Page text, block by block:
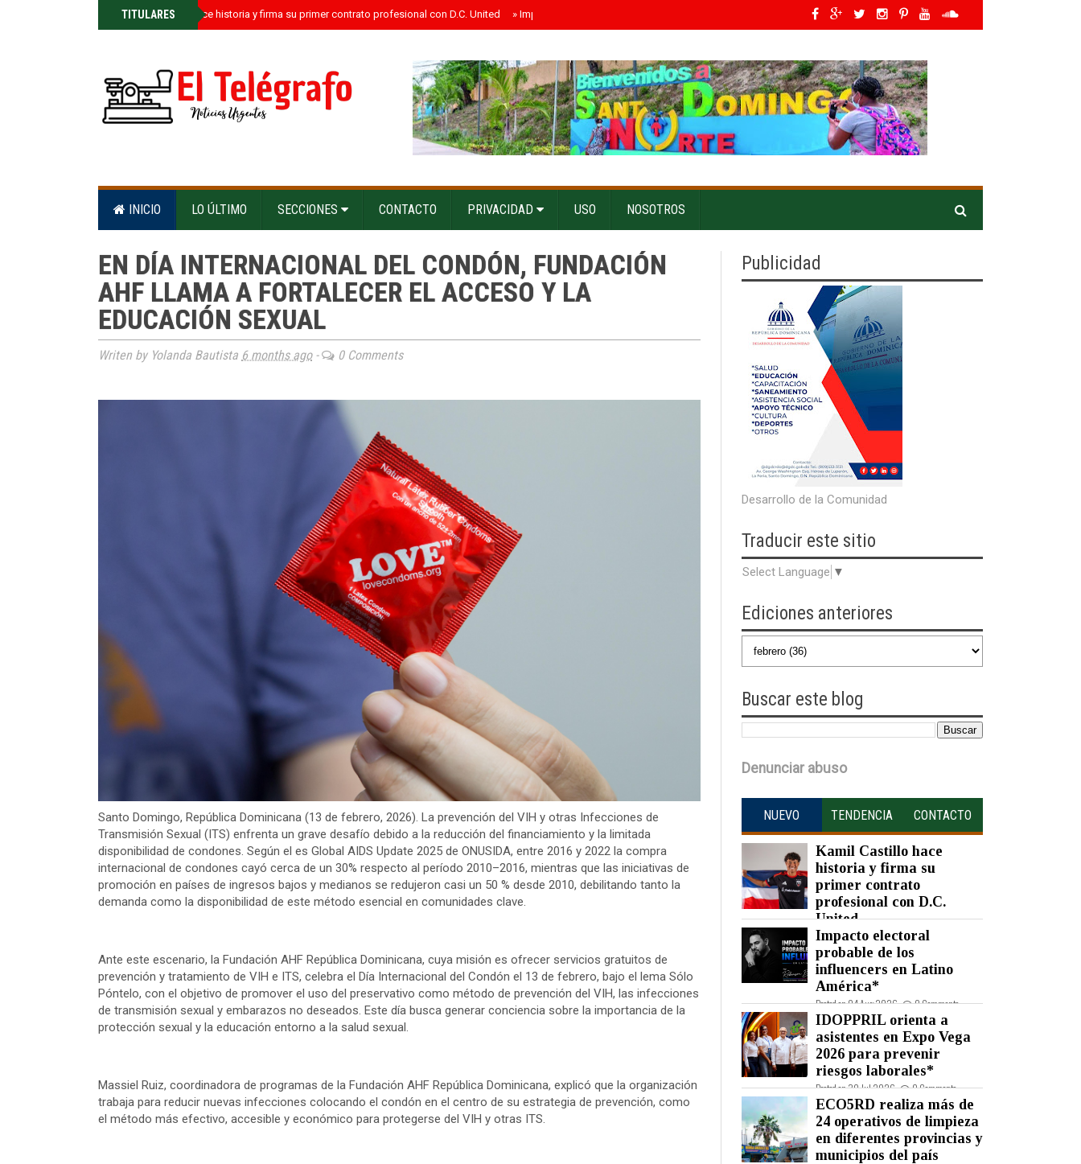
TITULARES
»Kamil Castillo hace historia y firma su primer contrato profesional con D.C. United » Impacto electoral probable de los influencers en Latino América* »IDOPPRIL orienta a asistentes en Expo Vega 2026
INICIO LO ÚLTIMO SECCIONES CONTACTO PRIVACIDAD USO NOSOTROS
EN DÍA INTERNACIONAL DEL CONDÓN, FUNDACIÓN
AHF LLAMA A FORTALECER EL ACCESO Y LA
EDUCACIÓN SEXUAL
Writen by Yolanda Bautista 6 months ago- 0 Comments
Santo Domingo, República Dominicana (13 de febrero, 2026). La prevención del VIH y otras Infecciones de
Transmisión Sexual (ITS) enfrenta un grave desafío debido a la reducción del financiamiento y la limitada
disponibilidad de condones. Según el es Global AIDS Update 2025 de ONUSIDA, entre 2016 y 2022 la compra
internacional de condones cayó cerca de un 30% respecto al período 2010–2016, mientras que las iniciativas de
promoción en países de ingresos bajos y medianos se redujeron casi un 50 % desde 2010, debilitando tanto la
demanda como la disponibilidad de este método esencial en comunidades clave.
Ante este escenario, la Fundación AHF República Dominicana, cuya misión es ofrecer servicios gratuitos de
prevención y tratamiento de VIH e ITS, celebra el Día Internacional del Condón el 13 de febrero, bajo el lema Sólo
Póntelo, con el objetivo de promover el uso del preservativo como método de prevención del VIH, las infecciones
de transmisión sexual y embarazos no deseados. Este día busca generar conciencia sobre la importancia de la
protección sexual y la educación entorno a la salud sexual.
Massiel Ruiz, coordinadora de programas de la Fundación AHF República Dominicana, explicó que la organización
trabaja para reducir nuevas infecciones colocando el condón en el centro de su estrategia de prevención, como
el método más efectivo, accesible y económico para protegerse del VIH y otras ITS.
Publicidad
Desarrollo de la Comunidad
Traducir este sitio
Select Language ▼
Ediciones anteriores
Buscar este blog
Denunciar abuso
NUEVO TENDENCIA CONTACTO
Kamil Castillo hace
historia y firma su
primer contrato
profesional con D.C.
United
Posted on 05 Aug 2026 - 0 Comments
Impacto electoral
probable de los
influencers en Latino
América*
Posted on 04 Aug 2026 - 0 Comments
IDOPPRIL orienta a
asistentes en Expo Vega
2026 para prevenir
riesgos laborales*
Posted on 30 Jul 2026 - 0 Comments
ECO5RD realiza más de
24 operativos de limpieza
en diferentes provincias y
municipios del país